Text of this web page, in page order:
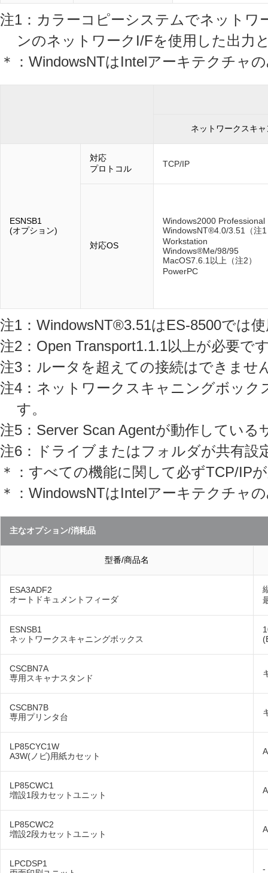
注1：カラーコピーシステムでネットワ
ンのネットワークI/Fを使用した出力
＊：WindowsNTはIntelアーキテクチャ
ネットワークスキャ
ESNSB1
(オプション)
対応
プロトコル
TCP/IP
対応OS
Windows2000 Professional
WindowsNT®4.0/3.51（注
Workstation
Windows®Me/98/95
MacOS7.6.1以上（注2）
PowerPC
注1：WindowsNT®3.51はES-8500では
注2：Open Transport1.1.1以上が必要で
注3：ルータを超えての接続はできませ
注4：ネットワークスキャニングボック
す。
注5：Server Scan Agentが動作している
注6：ドライブまたはフォルダが共有設
＊：すべての機能に関して必ずTCP/IP
＊：WindowsNTはIntelアーキテクチャ
主なオプション/消耗品
型番/商品名
ESA3ADF2
オートドキュメントフィーダ
ESNSB1
ネットワークスキャニングボックス
CSCBN7A
専用スキャナスタンド
CSCBN7B
専用プリンタ台
LP85CYC1W
A3W(ノビ)用紙カセット
LP85CWC1
増設1段カセットユニット
LP85CWC2
増設2段カセットユニット
LPCDSP1
-